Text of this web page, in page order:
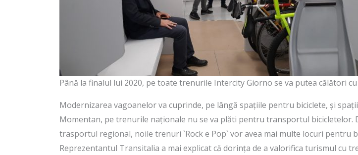
Până la finalul lui 2020, pe toate trenurile Intercity Giorno se va putea călători
Modernizarea vagoanelor va cuprinde, pe lângă spațiile pentru biciclete, și
Momentan, pe trenurile naționale nu se va plăti pentru transportul
trasportul regional, noile trenuri `Rock e Pop` vor avea mai multe locuri pentru
Reprezentantul Transitalia a mai explicat că dorința de a valorifica turismul cu